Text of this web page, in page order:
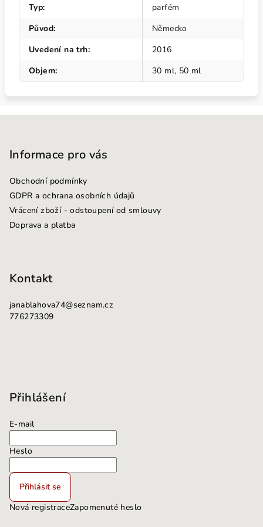
Typ:
parfém
Původ:
Německo
Uvedení na trh:
2016
Objem: 30 ml, 50 ml
Informace pro vás
Obchodní podmínky
GDPR a ochrana osobních údajů
Vrácení zboží - odstoupení od smlouvy
Doprava a platba
Kontakt
janablahova74@seznam.cz
776273309
Přihlášení
E-mail
Heslo
Přihlásit se
Nová registraceZapomenuté heslo